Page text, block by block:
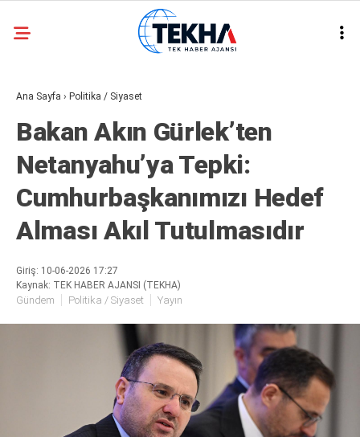
WhatsApp İhbar
25.1
ASAYIŞ
GÜNDEM
GENEL
EKONOMI
SIYASET
DÜNYA
Ana Sayfa › Politika / Siyaset
Bakan Akın Gürlek’ten
Netanyahu’ya Tepki:
Cumhurbaşkanımızı Hedef
Alması Akıl Tutulmasıdır
Giriş: 10-06-2026 17:27
Kaynak: TEK HABER AJANSI (TEKHA)
Gündem Politika / Siyaset Yayın